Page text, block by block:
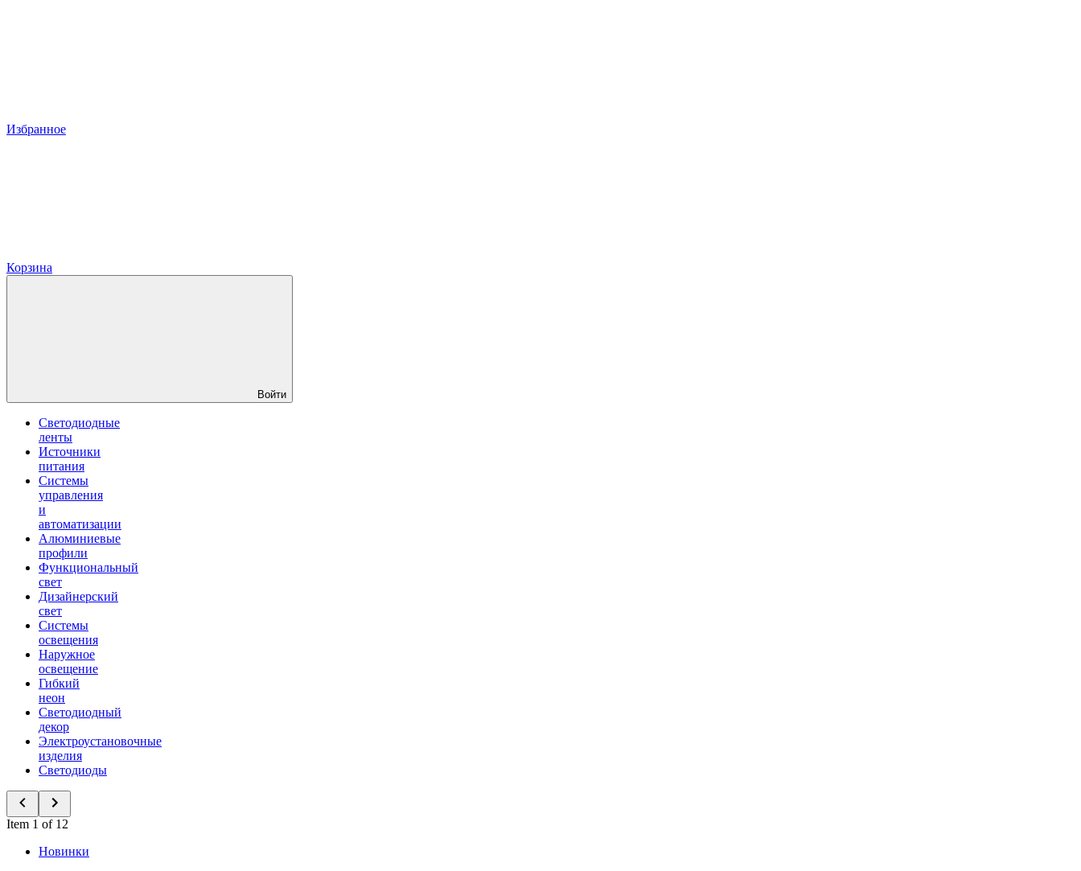
Избранное
Корзина
Войти
Светодиодные
ленты
Источники
питания
Системы
управления
и
автоматизации
Алюминиевые
профили
Функциональный
свет
Дизайнерский
свет
Системы
освещения
Наружное
освещение
Гибкий
неон
Светодиодный
декор
Электроустановочные
изделия
Светодиоды
Item 1 of 12
Новинки